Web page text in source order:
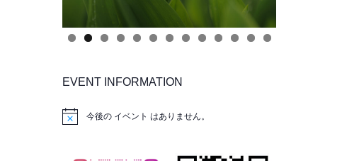
EVENT INFORMATION
今後の イベント はありません。